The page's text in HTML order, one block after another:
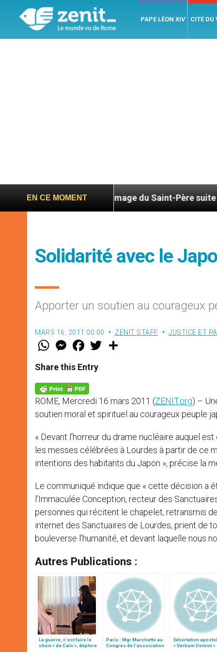
PAPE LÉON XIV CITÉ DU
EN CE MOMENT
Hommage du Saint-Père suite au décès du
Solidarité avec le
Apporter un soutien au courageux
MARS 16, 2011 00:00 ZENIT STAFF JUSTICE ET
W
t
s
p
p
M
e
s
e
g
e
r
F
a
e
b
k
w
Share this Entry
ROME, Mercredi 16 mars 2011 (ZENIT.org) –
soutien moral et spirituel au courageux peuple
« Devant l’horreur du drame nucléaire auquel
les messes célébrées à Lourdes à partir de ce
intentions des habitants du Japon », précise la
Le communiqué indique que « cette décision a
l’Immaculée Conception, recteur des
personnes qui récitent le chapelet, retransmis
internet des Sanctuaires de Lourdes, prient de
bouleverse l’humanité, et devant laquelle nous
Autres Publications :
La guerre, c’est faire le
choix « de Caïn », déplore
Paris : Mgr Marchetto au
Congrès de l’association
Exhortation
« Verbum Domini »